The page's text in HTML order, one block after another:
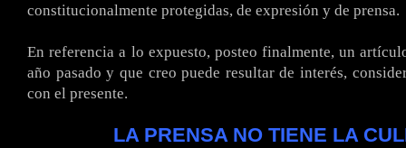
constitucionalmente protegidas, de expresión y de prensa.
En referencia a lo expuesto, posteo finalmente, un
año pasado y que creo puede resultar de interés,
con el presente.
LA PRENSA NO TIENE LA